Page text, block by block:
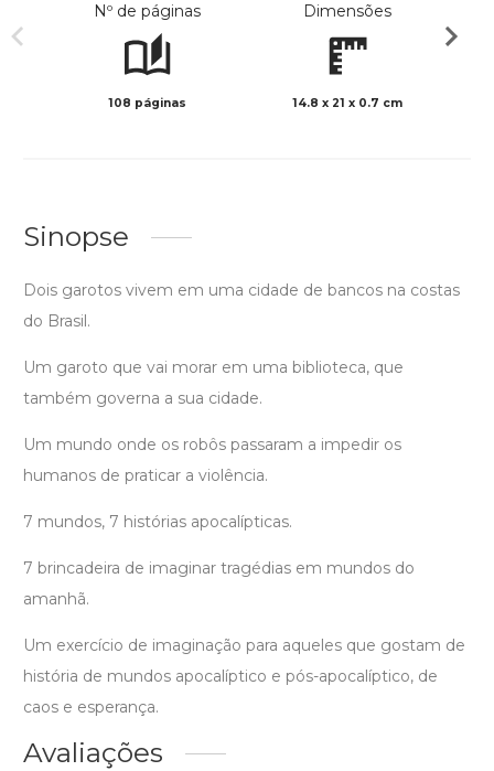
Nº de páginas
108 páginas
Dimensões
14.8 x 21 x 0.7 cm
Sinopse
Dois garotos vivem em uma cidade de bancos na costas
do Brasil.
Um garoto que vai morar em uma biblioteca, que
também governa a sua cidade.
Um mundo onde os robôs passaram a impedir os
humanos de praticar a violência.
7 mundos, 7 histórias apocalípticas.
7 brincadeira de imaginar tragédias em mundos do
amanhã.
Um exercício de imaginação para aqueles que gostam de
história de mundos apocalíptico e pós-apocalíptico, de
caos e esperança.
Avaliações